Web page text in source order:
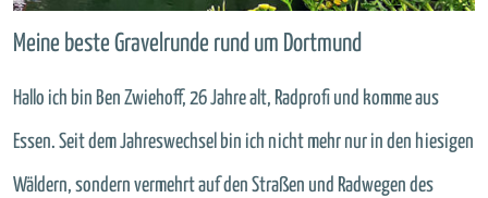
Meine beste Gravelrunde rund um Dortmund
Hallo ich bin Ben Zwiehoff, 26 Jahre alt, Radprofi und komme aus
Essen. Seit dem Jahreswechsel bin ich nicht mehr nur in den hiesigen
Wäldern, sondern vermehrt auf den Straßen und Radwegen des